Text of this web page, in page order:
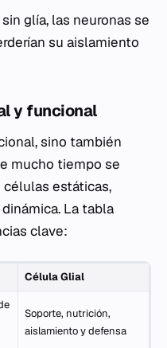
glía, las neuronas se
su aislamiento
y funcional
sino también
mucho tiempo se
células estáticas,
La tabla
clave:
Célula Glial
Soporte, nutrición,
aislamiento y defensa